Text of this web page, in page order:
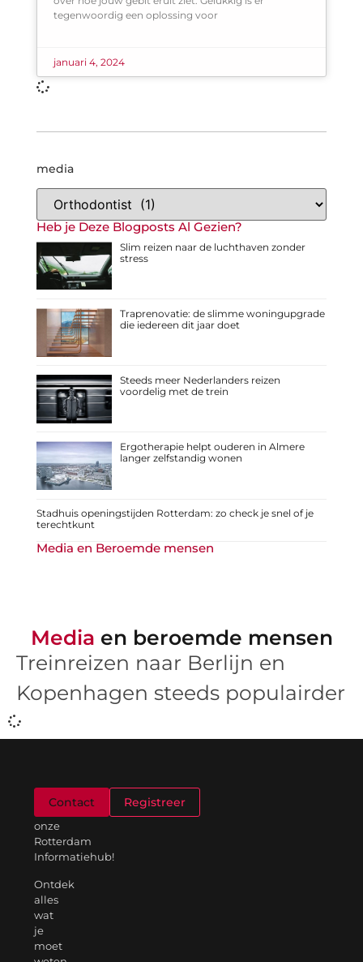
media
Heb je Deze Blogposts Al Gezien?
Slim reizen naar de luchthaven zonder
stress
Traprenovatie: de slimme woningupgrade
die iedereen dit jaar doet
Steeds meer Nederlanders reizen
voordelig met de trein
Ergotherapie helpt ouderen in Almere
langer zelfstandig wonen
Stadhuis openingstijden Rotterdam: zo check je snel of je
terechtkunt
Media en Beroemde mensen
tegenwoordig een oplossing voor
januari 4, 2024
Media en beroemde mensen
Treinreizen naar Berlijn en
Kopenhagen steeds populairder
Welkom
onze
Rotterdam
Informatiehub!
Ontdek
alles
wat
je
moet
Contact Registreer